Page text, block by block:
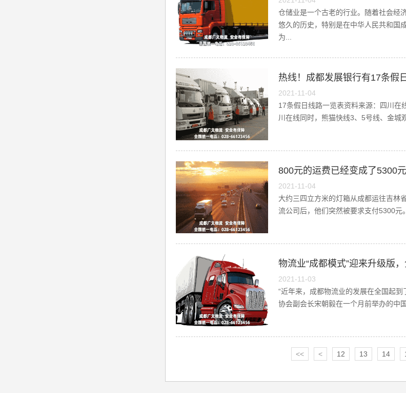
仓储业是一个古老的行业。随着社会经
悠久的历史，特别是在中华人民共和国
为...
热线！成都发展银行有17条假
2021-11-04
17条假日线路一览表资料来源：四川
川在线同时，熊猫快线3、5号线、金城
800元的运费已经变成了5300
2021-11-04
大约三四立方米的灯箱从成都运往吉林
流公司后，他们突然被要求支付5300元
物流业“成都模式”迎来升级版
2021-11-03
“近年来，成都物流业的发展在全国起
协会副会长宋朝毅在一个月前举办的中
<< < 12 13 14